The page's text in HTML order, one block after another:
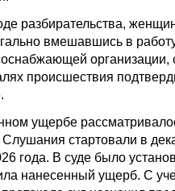
разбирательства,
вмешавшись в
организации,
происшествия
ущербе
стартовали в
года. В суде было
нанесенный ущерб. С